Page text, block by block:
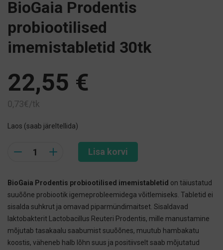
BioGaia Prodentis
probiootilised
imemistabletid 30tk
22,55 €
0,73€/tk
Laos (saab järeltellida)
Lisa korvi
BioGaia Prodentis probiootilised imemistabletid on täiustatud
suuõõne probiootik igemeprobleemidega võitlemiseks. Tabletid ei
sisalda suhkrut ja omavad piparmündimaitset. Sisaldavad
laktobakterit Lactobacillus Reuteri Prodentis, mille manustamine
mõjutab tasakaalu saabumist suuõõnes, muutub hambakatu
koostis, väheneb halb lõhn suus ja positiivselt saab mõjutatud